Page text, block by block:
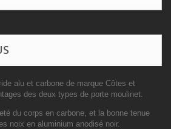
alu et carbone de marque Côtes et
des deux types de porte moulinet.
du corps en carbone, et la bonne tenue
noix en aluminium anodisé noir.